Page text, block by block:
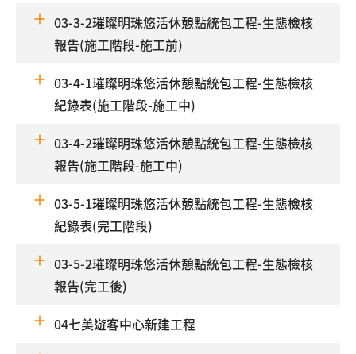
03-3-2璀璨明珠悠活休憩點統包工程-生態檢核
報告(施工階段-施工前)
03-4-1璀璨明珠悠活休憩點統包工程-生態檢核
紀錄表(施工階段-施工中)
03-4-2璀璨明珠悠活休憩點統包工程-生態檢核
報告(施工階段-施工中)
03-5-1璀璨明珠悠活休憩點統包工程-生態檢核
紀錄表(完工階段)
03-5-2璀璨明珠悠活休憩點統包工程-生態檢核
報告(完工後)
04七美遊客中心新建工程